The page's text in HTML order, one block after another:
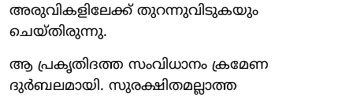
അരുവികളിലേക്ക് തുറന്നുവിടുകയും
ചെയ്തിരുന്നു.
ആ പ്രകൃതിദത്ത സംവിധാനം ക്രമേണ
ദുർബലമായി. സുരക്ഷിതമല്ലാത്ത